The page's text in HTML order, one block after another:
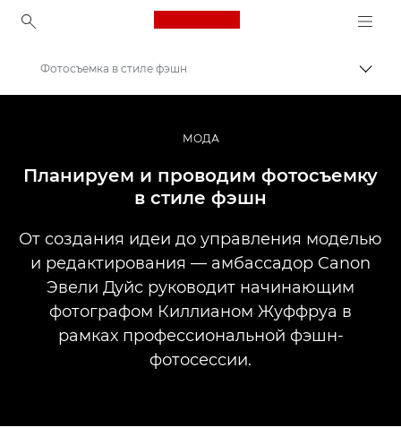
Canon Logo, back to
Профессиональная фото- и видеосъемка
Истории
Фотосъемка в стиле фэшн
МОДА
Планируем и проводим фотосъемку
в стиле фэшн
От создания идеи до управления моделью
и редактирования — амбассадор Canon
Эвели Дуйс руководит начинающим
фотографом Киллианом Жуффруа в
рамках профессиональной фэшн-
фотосессии.